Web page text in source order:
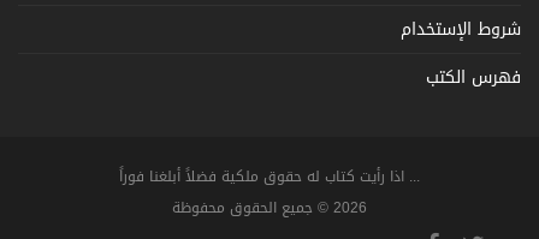
شروط الإستخدام
فهرس الكتب
... اذا رأيت كتاب له حقوق ملكية فضلاً أبلغنا فوراً
2026 © جميع الحقوق محفوظة